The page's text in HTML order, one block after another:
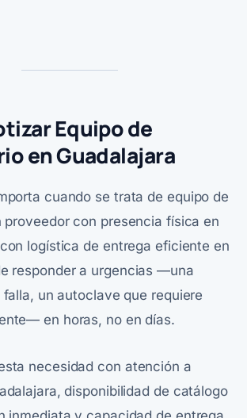
Equipo de
en Guadalajara
cuando se trata de equipo de
proveedor con presencia física en
logística de entrega eficiente en
responder a urgencias —una
un autoclave que requiere
en horas, no en días.
necesidad con atención a
disponibilidad de catálogo